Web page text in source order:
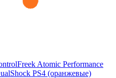
Atomic Performance
PS4 (оранжевые)